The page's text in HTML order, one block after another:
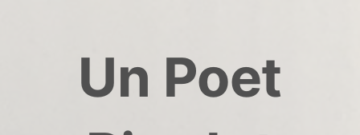
Un Poet